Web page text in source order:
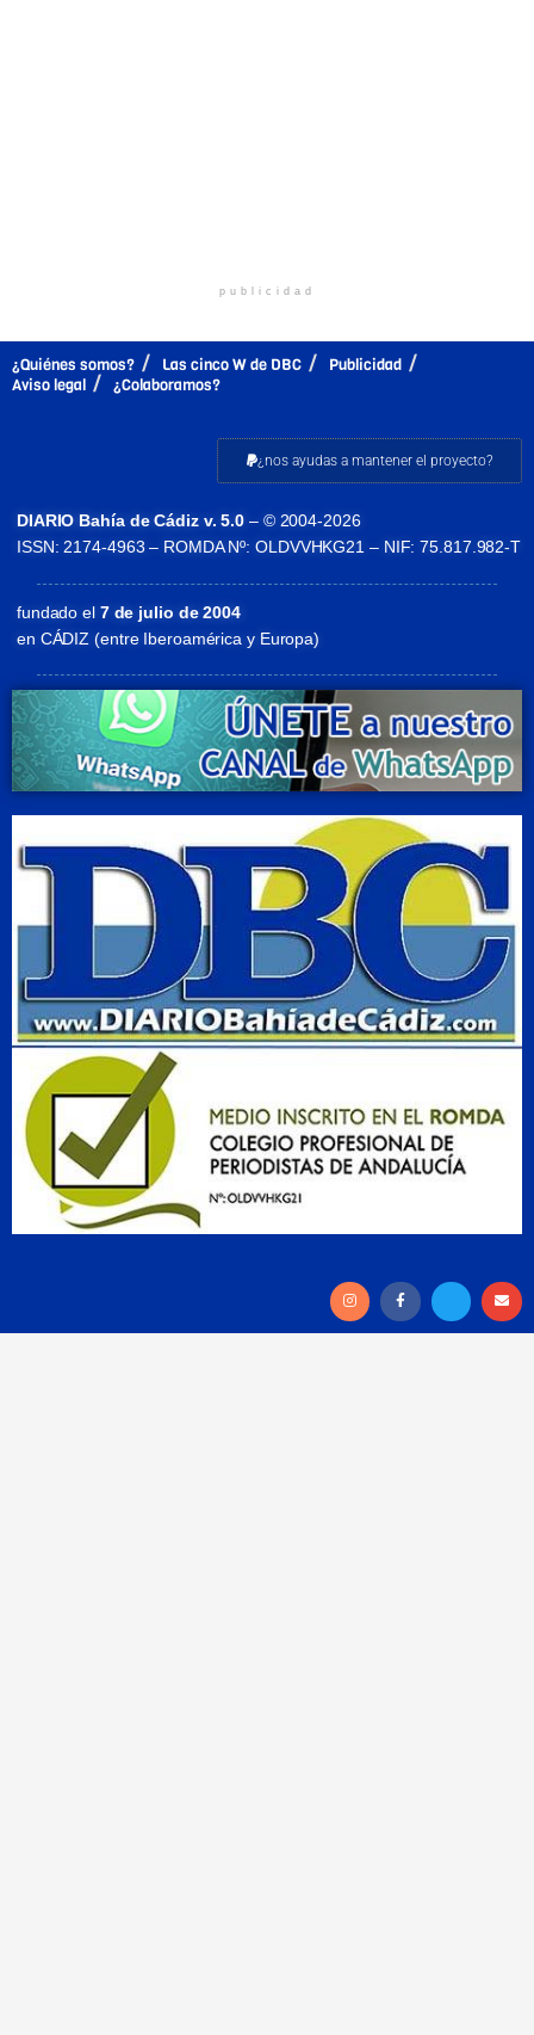
publicidad
¿Quiénes somos? Las cinco W de DBC
Publicidad
Aviso legal
¿Colaboramos?
¿nos ayudas a mantener el proyecto?
DIARIO Bahía de Cádiz v. 5.0 – © 2004-2026
ISSN: 2174-4963 – ROMDA Nº: OLDVVHKG21 – NIF: 75.817.982-T
fundado el7 de julio de 2004
en CÁDIZ (entre Iberoamérica y Europa)